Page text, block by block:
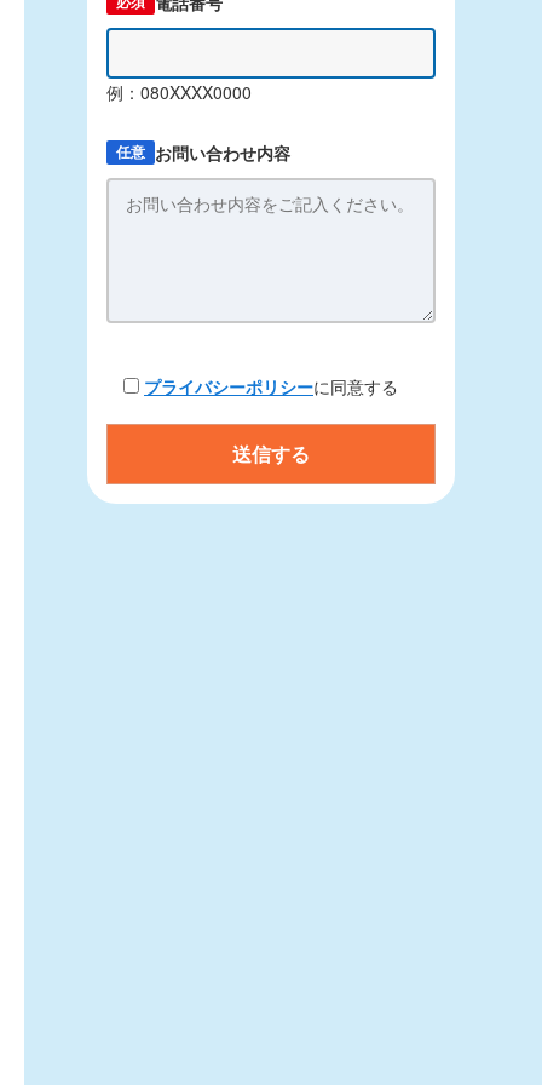
例：080XXXX0000
任意 お問い合わせ内容
プライバシーポリシーに同意する